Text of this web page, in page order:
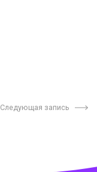
Следующая запись